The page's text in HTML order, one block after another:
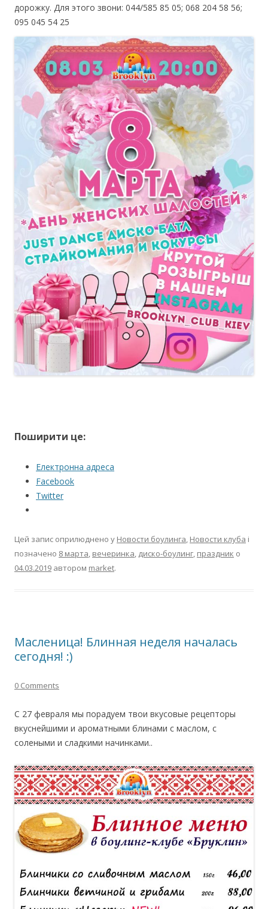
дорожку. Для этого звони: 044/585 85 05; 068 204 58 56;
095 045 54 25
Поширити це:
Електронна адреса
Facebook
Twitter
Цей запис оприлюднено у Новости боулинга, Новости клуба і
позначено 8 марта, вечеринка, диско-боулинг, праздник о
04.03.2019 автором market.
Масленица! Блинная неделя началась
сегодня! :)
0 Comments
С 27 февраля мы порадуем твои вкусовые рецепторы
вкуснейшими и ароматными блинами с маслом, с
солеными и сладкими начинками..